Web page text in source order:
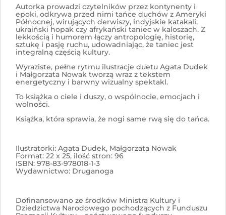
Autorka prowadzi czytelników przez kontynenty i
epoki, odkrywa przed nimi tańce duchów z Ameryki
Północnej, wirujących derwiszy, indyjskie katakali,
ukraiński hopak czy afrykański taniec w kaloszach. Z
lekkością i humorem łączy antropologię, historię,
sztukę i pasję ruchu, udowadniając, że taniec jest
integralną częścią kultury.
Wyraziste, pełne rytmu ilustracje duetu Agata Dudek
i Małgorzata Nowak tworzą wraz z tekstem
energetyczny i barwny wizualny spektakl.
To książka o ciele i duszy, o wspólnocie, emocjach i
wolności.
Książka, która sprawia, że nogi same rwą się do tańca.
Ilustratorki: Agata Dudek, Małgorzata Nowak
Format: 22 x 25, ilość stron: 96
ISBN: 978-83-978018-1-3
Wydawnictwo: Druganoga
Dofinansowano ze środków Ministra Kultury i
Dziedzictwa Narodowego pochodzących z Funduszu